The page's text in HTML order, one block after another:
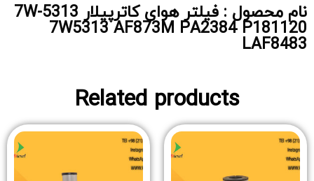
نام محصول : فیلتر هوای کاترپیلار 7W-5313
7W5313 AF873M PA2384 P181120
LAF8483
Related products